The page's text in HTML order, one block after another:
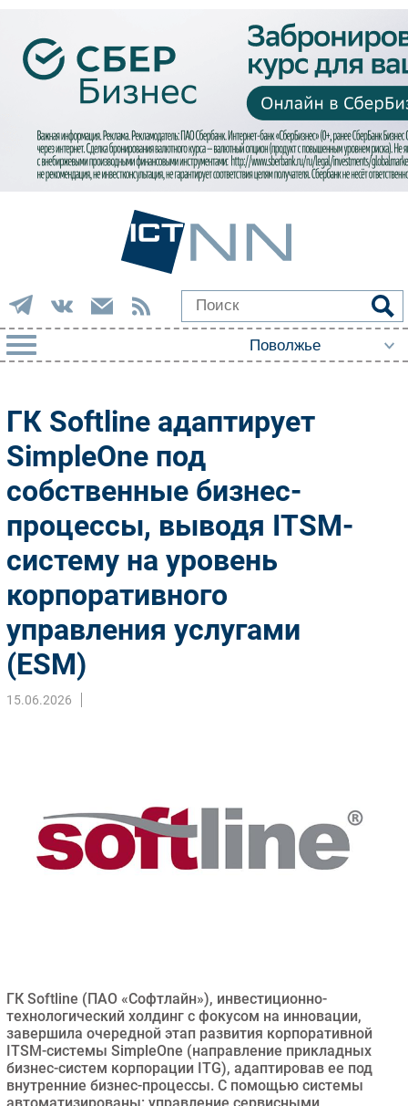
Импорто­замещение
Автоматизация Промышленности
Интернет
Фиксированная связь
Интеграция
Рынок ПК
Маркетинг
Торговые сети
Оборудование
Web
Безопасность
Инновации
РАЗДЕЛЫ
Новости
Аналитика
Интервью
ГК Softline адаптирует
SimpleOne под
собственные бизнес-
процессы, выводя ITSM-
систему на уровень
корпоративного
управления услугами
(ESM)
15.06.2026
ГК Softline (ПАО «Софтлайн»), инвестиционно-
технологический холдинг с фокусом на инновации,
завершила очередной этап развития корпоративной
ITSM-системы SimpleOne (направление прикладных
бизнес-систем корпорации ITG), адаптировав ее под
внутренние бизнес-процессы. С помощью системы
автоматизированы: управление сервисными